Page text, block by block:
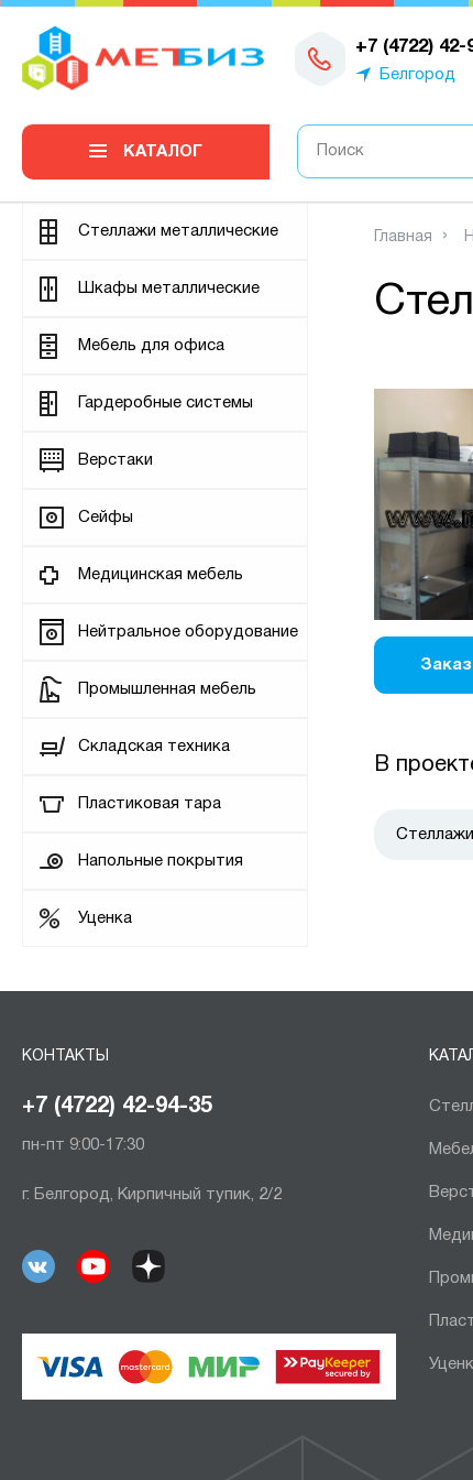
+7 (4722) 42-
Белгород
0
КАТАЛОГ
Стеллажи металлические
Шкафы металлические
Мебель для офиса
Гардеробные системы
Верстаки
Сейфы
Медицинская мебель
Нейтральное оборудование
Промышленная мебель
Складская техника
Пластиковая тара
Напольные покрытия
Уценка
Главная
В
КОНТАКТЫ
+7 (4722) 42-94-35
пн-пт 9:00-17:30
г. Белгород, Кирпичный тупик, 2/2